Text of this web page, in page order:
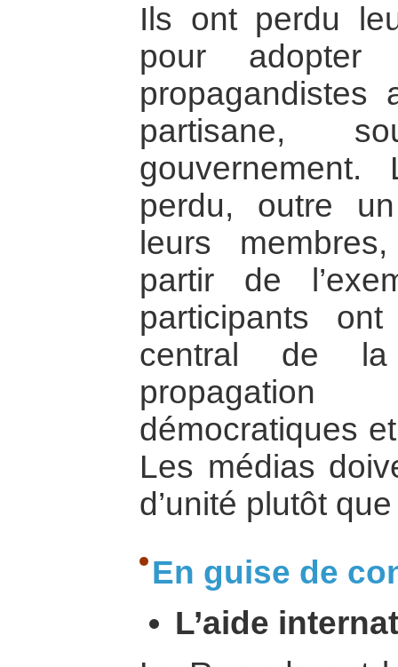
Ils ont perdu
pour adopter
propagandistes
partisane,
perdu, outre
leurs
partir de
participants
central de
démocratiques
Les médias
d’unité plutôt
En guise de
L’aide